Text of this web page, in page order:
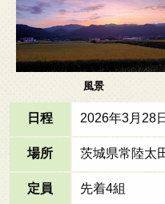
風景
日程 2026年3月28
場所 茨城県常陸太
定員 先着4組